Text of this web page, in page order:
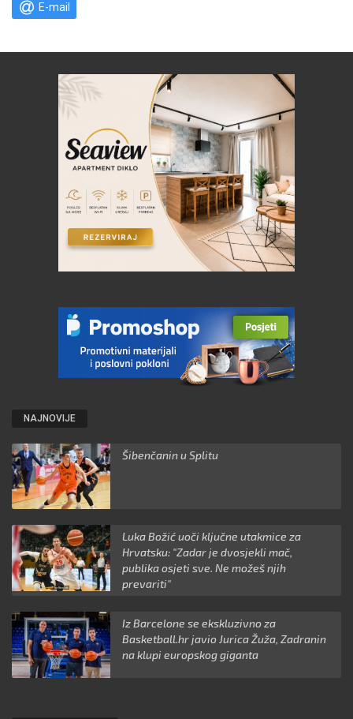
E-mail
NAJNOVIJE
Šibenčanin u Splitu
Luka Božić uoči ključne utakmice za
Hrvatsku: "Zadar je dvosjekli mač,
publika osjeti sve. Ne možeš njih
prevariti"
Iz Barcelone se ekskluzivno za
Basketball.hr javio Jurica Žuža, Zadranin
na klupi europskog giganta